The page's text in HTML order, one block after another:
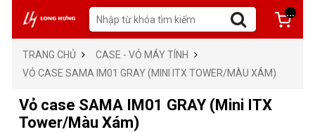
...
TRANG CHỦ
CASE - VỎ MÁY TÍNH
VỎ CASE SAMA IM01 GRAY (MINI ITX TOWER/MÀU XÁM)
Vỏ case SAMA IM01 GRAY (Mini ITX
Tower/Màu Xám)